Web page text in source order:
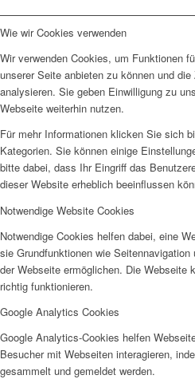
Wie wir Cookies verwenden
Wir verwenden Cookies, um Funktionen
unserer Seite anbieten zu können und
analysieren. Sie geben Einwilligung zu
Webseite weiterhin nutzen.
Für mehr Informationen klicken Sie sich
Kategorien. Sie können einige
bitte dabei, dass Ihr Eingriff das
dieser Website erheblich beeinflussen
Notwendige Website Cookies
Notwendige Cookies helfen dabei, eine
sie Grundfunktionen wie
der Webseite ermöglichen. Die Webseite
richtig funktionieren.
Google Analytics Cookies
Google Analytics-Cookies helfen
Besucher mit Webseiten interagieren,
gesammelt und gemeldet werden.